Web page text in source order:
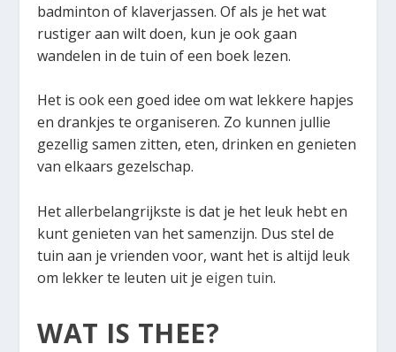
badminton of klaverjassen. Of als je het wat
rustiger aan wilt doen, kun je ook gaan
wandelen in de tuin of een boek lezen.
Het is ook een goed idee om wat lekkere hapjes
en drankjes te organiseren. Zo kunnen jullie
gezellig samen zitten, eten, drinken en genieten
van elkaars gezelschap.
Het allerbelangrijkste is dat je het leuk hebt en
kunt genieten van het samenzijn. Dus stel de
tuin aan je vrienden voor, want het is altijd leuk
om lekker te leuten uit jeeigen tuin.
WAT IS THEE?